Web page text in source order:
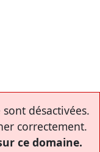
désactivées.
correctement.
ce domaine.